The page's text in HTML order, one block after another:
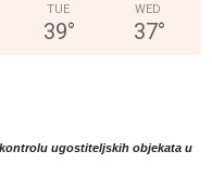
TUE
39°
WED
37°
ugostiteljskih objekata u